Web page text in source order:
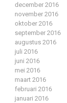
december 2016
november 2016
oktober 2016
september 2016
augustus 2016
juli 2016
juni 2016
mei 2016
maart 2016
februari 2016
januari 2016